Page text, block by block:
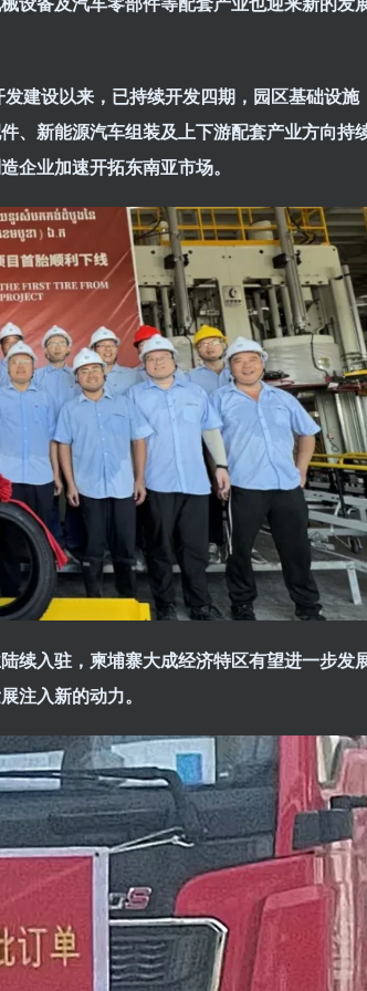
发建设以来，已持续开发四期，园区基础设施
、新能源汽车组装及上下游配套产业方向持
企业加速开拓东南亚市场。
续入驻，柬埔寨大成经济特区有望进一步发
注入新的动力。